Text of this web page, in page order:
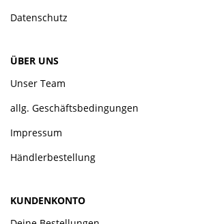
Datenschutz
ÜBER UNS
Unser Team
allg. Geschäftsbedingungen
Impressum
Händlerbestellung
KUNDENKONTO